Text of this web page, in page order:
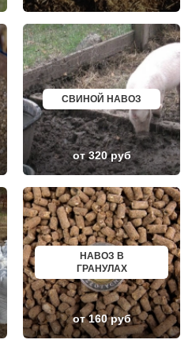
НЯГАНЬ
КОЛЬЧУГИНО
КАМЫШИН
ТИХВИН
НОВОШАХТИНСК
ВОЛЬСК
КОНАКОВО
САРАПУЛ
КОМСОМОЛЬСК НА АМУРЕ
КИЗИЛЮРТ
МИХАЙЛОВСК
ПЕТУШКИ
ПРИМОРСКО АХТАРСК
ЛЕСОСИБИРСК
БУДЕННОВСК
КАЛЯЗИН
ГЛАЗОВ
РУБЦОВСК
ГУБКИН
КЛИНЦЫ
УСМАНЬ
КУНГУР
КАЧКАНАР
КОЗЕЛЬСК
ШАРЬЯ
ЧИСТОПОЛЬ
СВИНОЙ НАВОЗ
от 320 руб
НАВОЗ В
ГРАНУЛАХ
от 160 руб